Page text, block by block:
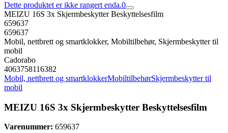
Dette produktet er ikke rangert enda.0
MEIZU 16S 3x Skjermbeskytter Beskyttelsesfilm
659637
659637
Mobil, nettbrett og smartklokker, Mobiltilbehør, Skjermbeskytter til
mobil
Cadorabo
4063758116382
Mobil, nettbrett og smartklokkerMobiltilbehørSkjermbeskytter til
mobil
MEIZU 16S 3x Skjermbeskytter Beskyttelsesfilm
Varenummer: 659637